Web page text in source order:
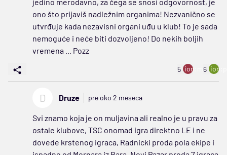
ono što prijaviš nadležnim organima! Nezvanično se
utvrđuje kada nezavisni organi uđu u klub! To je sada
nemoguće i neće biti dozvoljeno! Do nekih boljih
vremena ... Pozz
5 ion:minus
6
D Druze pre oko 2 meseca
Svi znamo koja je on muljavina ali realno je u pravu za
ostale klubove, TSC onomad igra direktno LE i ne
dovede krstenog igraca, Radnicki proda pola ekipe i